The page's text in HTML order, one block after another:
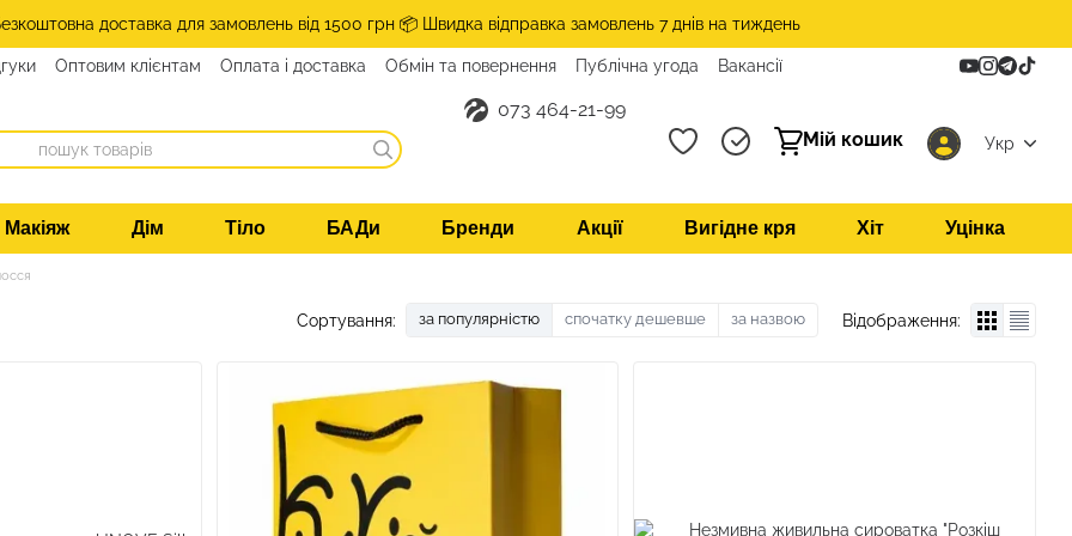
доставка для замовлень від 1500 грн 📦 Швидка відправка замовлень 7 днів на тиждень
Оптовим клієнтам Оплата і доставка Обмін та повернення Публічна угода
Вакансії
073 464-21-99
Мій кошик
Укр
Макіяж Дім Тіло БАДи Бренди Акції Вигідне кря Хіт Уцінка
Сортування: за популярністю спочатку дешевше за назвою Відображення: